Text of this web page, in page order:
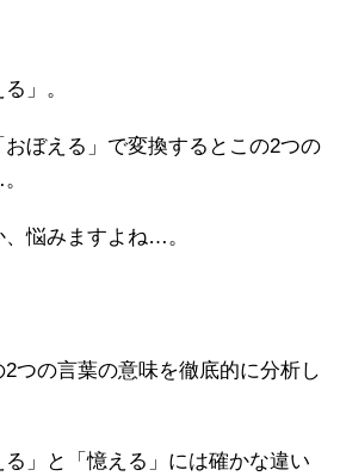
」。
ぼえる」で変換するとこの2つの
悩みますよね…。
つの言葉の意味を徹底的に分析し
」と「憶える」には確かな違い